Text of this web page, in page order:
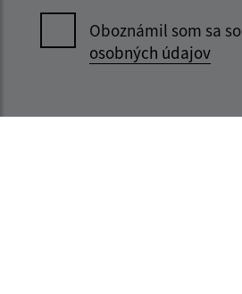
Oboznámil som sa so
osobných údajov